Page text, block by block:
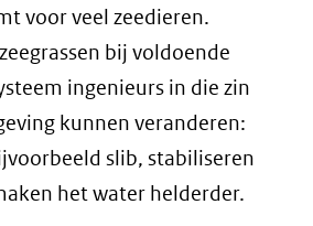
voor veel zeedieren.
bij voldoende
ingenieurs in die zin
kunnen veranderen:
slib, stabiliseren
het water helderder.